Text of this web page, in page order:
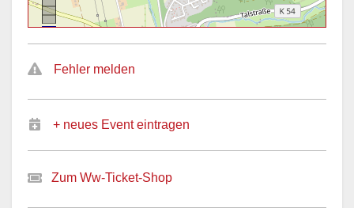
Fehler melden
+ neues Event eintragen
Zum Ww-Ticket-Shop